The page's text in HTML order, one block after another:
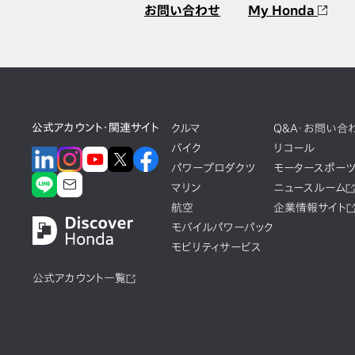
お問い合わせ My Honda
公式アカウント・関連サイト
公式アカウント一覧
クルマ
バイク
パワープロダクツ
マリン
航空
モバイルパワーパック
モビリティサービス
Q&A・お問い合
リコール
モータースポーツ
ニュースルーム
企業情報サイト